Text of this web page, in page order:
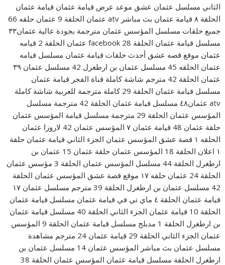
الثاني مسلسل عثمان عشق موعد عرض قيامة عثمان قيامة عثمان
الحلقة ٨ قيامة عثمان بث مباشر atv عثمان الحلقة 9 عثمان حلقه 66
جميع حلقات مسلسل المؤسس عثمان مترجمة بجودة عالية عثمان٣٣
مسلسل قيامة عثمان الحلقة 28 facebook عثمان الحلقة 2 قيامه
عثمان موقع قصه عشق أحدث حلقات قيامة عثمان مسلسل قيامه
عثمان الحلقه 45 مسلسل عثمان بن ارطغرل 42 مسلسل عثمان ٣٩
عثمان الحلقة 42 مترجم شاشة كاملة قناة الفجر قيامة عثمان
مسلسل قيامة عثمان الحلقة 29 كاملة مترجمة للعربية شاشة كاملة
atv عثمان٤٨ مسلسل قيامة عثمان الحلقة 42 مترجمة مسلسل
المؤسس عثمان الحلقة 29 مترجمة مسلسل قيامة المؤسس عثمان
حلقة عثمان 48 قيامة عثمان ٧ المؤسس عثمان 42 لاروزا عثمان
الحلقه ١ قصة عشق المؤسس عثمان الجزء الثاني قيامة عثمان حلقة
١ اعلان الحلقة 18 المؤسس عثمان حلقة عثمان 15 عثمان بن
ارطغرل الحلقة 44 مسلسل المؤسس عثمان الحلقة 3 مؤسس عثمان
الحلقة 24 عثمان حلقه ١٧ موقع قصة عشق المؤسس عثمان الحلقة
42 مسلسل عثمان بن ارطغرل الحلقة 39 مترجم مسلسل عثمان ١٧
قيامة عثمان الحلقة ٤ ماي تي في قيامة عثمان مسلسل قيامة عثمان
الحلقة 10 قيامة عثمان الجزء الثاني الحلقة 40 مسلسل قيامة عثمان
بن ارطغرل الحلقة 1 مدبلج مسلسل قيامة عثمان الحلقة 9 المؤسس
عثمان الجزء الثاني الحلقة 29 قيامة عثمان 24 مترجم مشاهدة
مسلسل عثمان بث مباشر المؤسس عثمان 14 مسلسل عثمان بن
ارطغرل الحلقة مسلسل قيامة عثمان المؤسس عثمان الحلقة 38